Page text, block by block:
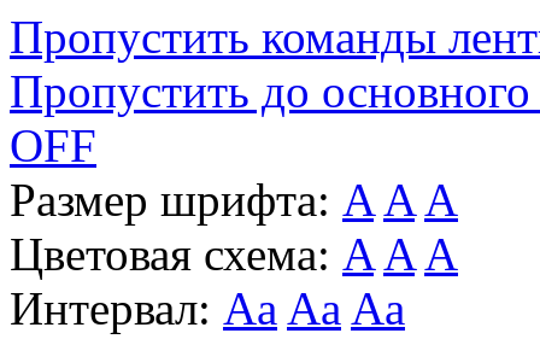
Пропустить команды
Пропустить до основного
OFF
Размер шрифта: A A A
Цветовая схема: A A A
Интервал: Aa Aa Aa